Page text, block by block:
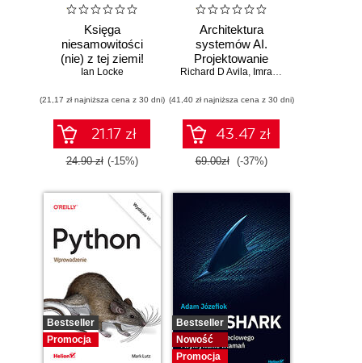
Księga
niesamowitości
(nie) z tej ziemi!
Księga faktów
niezwykłych
Ian Locke
(21,17 zł najniższa cena z 30 dni)
21.17 zł
24.90 zł (-15%)
Architektura
systemów AI.
Projektowanie
skalowalnego i
oprogramowania
Richard D Avila, Imran Ahmad
(41,40 zł najniższa cena z 30 dni)
43.47 zł
69.00zł (-37%)
Bestseller
Promocja
Bestseller
Nowość
Promocja